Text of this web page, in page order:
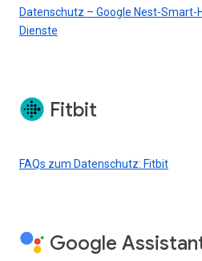
Datenschutz – Google Nest-Smart-
Dienste
Fitbit
FAQs zum Datenschutz: Fitbit
Google